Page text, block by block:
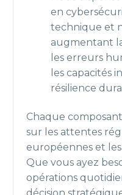
en
technique et
augmentant
les erreurs
les capacités
résilience
Chaque
sur les attentes
européennes et
Que vous ayez
opérations